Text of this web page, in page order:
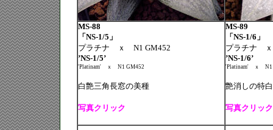
MS-88
「NS-1/5」
プラチナ ｘ N1 GM452
’NS-1/5’
'Platinam'ｘ N1 GM452
白艶三角長窓の美種
写真クリック
MS-89
「NS-1/6」
プラチナ
’NS-1/6’
'Platinam'ｘ N1
艶消しの特
写真クリック